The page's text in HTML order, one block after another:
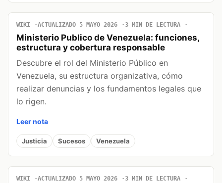
WIKI ACTUALIZADO 5 MAYO 2026 3 MIN DE LECTURA
Ministerio Publico de Venezuela: funciones,
estructura y cobertura responsable
Descubre el rol del Ministerio Público en
Venezuela, su estructura organizativa, cómo
realizar denuncias y los fundamentos legales que
lo rigen.
Leer nota
Justicia Sucesos Venezuela
WIKI ACTUALIZADO 5 MAYO 2026 3 MIN DE LECTURA